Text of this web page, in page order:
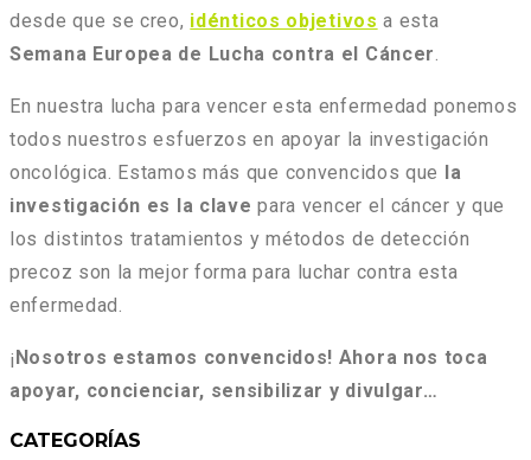
desde que se creo, idénticos objetivos a esta
Semana Europea de Lucha contra el Cáncer
En nuestra lucha para vencer esta enfermedad ponemos
todos nuestros esfuerzos en apoyar la investigación
oncológica. Estamos más que convencidos que la
investigación es la clave para vencer el cáncer y que
los distintos tratamientos y métodos de detección
precoz son la mejor forma para luchar contra esta
enfermedad.
¡Nosotros estamos convencidos! Ahora nos toca
apoyar, concienciar, sensibilizar y divulgar…
CATEGORÍAS